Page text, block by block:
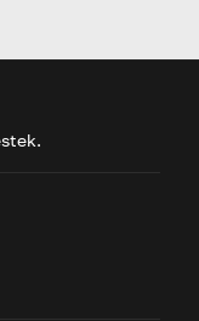
çıkarın.